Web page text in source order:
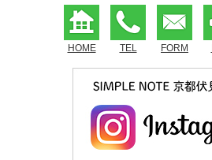
HOME TEL FORM